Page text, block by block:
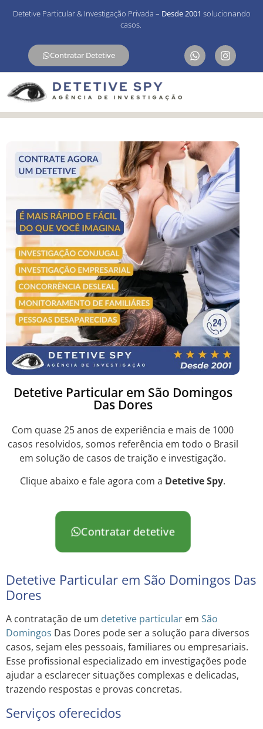
Detetive Particular & Investigação Privada – Desde 2001 solucionando
casos.
Contratar Detetive
Detetive Particular em São Domingos
Das Dores
Com quase 25 anos de experiência e mais de 1000
casos resolvidos, somos referência em todo o Brasil
em solução de casos de traição e investigação.
Clique abaixo e fale agora com a Detetive Spy.
Contratar detetive
Detetive Particular em São Domingos Das
Dores
A contratação de um detetive particular em São
Domingos Das Dores pode ser a solução para diversos
casos, sejam eles pessoais, familiares ou empresariais.
Esse profissional especializado em investigações pode
ajudar a esclarecer situações complexas e delicadas,
trazendo respostas e provas concretas.
Serviços oferecidos